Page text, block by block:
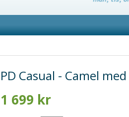
PD Casual - Camel
1 699 kr